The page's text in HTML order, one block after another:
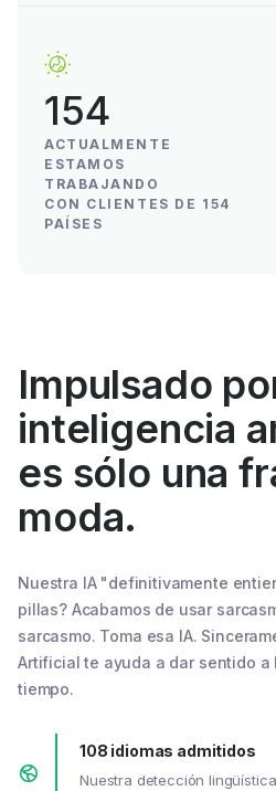
154
ACTUALMENTE
ESTAMOS
TRABAJANDO
CON CLIENTES DE 154
PAÍSES
Impulsado
inteligencia
es sólo una
moda.
Nuestra IA "definitivamente
pillas? Acabamos de usar
sarcasmo. Toma esa IA.
Artificial te ayuda a dar sentido a
tiempo.
108 idiomas admitidos
Nuestra detección